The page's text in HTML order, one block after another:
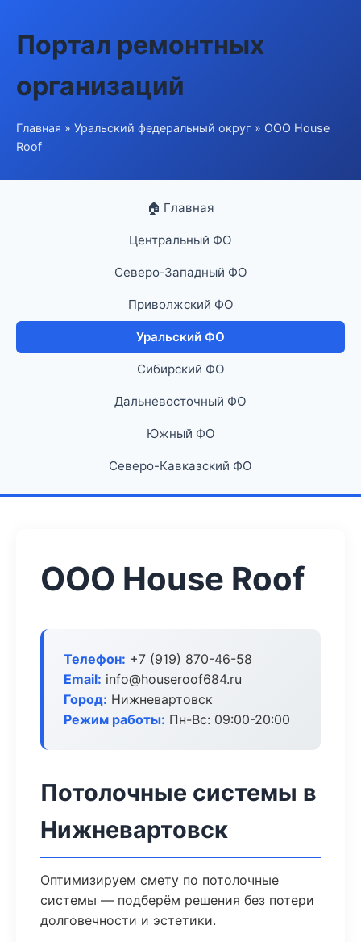
Портал ремонтных
организаций
Главная » Уральский федеральный округ » ООО House
Roof
🏠 Главная
Центральный ФО
Северо-Западный ФО
Приволжский ФО
Уральский ФО
Сибирский ФО
Дальневосточный ФО
Южный ФО
Северо-Кавказский ФО
ООО House Roof
Телефон: +7 (919) 870-46-58
Email: info@houseroof684.ru
Город: Нижневартовск
Режим работы: Пн-Вс: 09:00-20:00
Потолочные системы в
Нижневартовск
Оптимизируем смету по потолочные
системы — подберём решения без потери
долговечности и эстетики.